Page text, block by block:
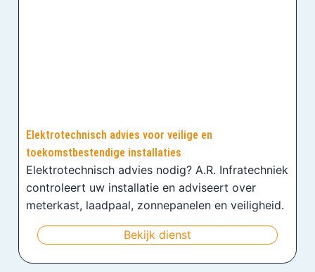
Elektrotechnisch advies voor veilige en
toekomstbestendige installaties
Elektrotechnisch advies nodig? A.R. Infratechniek
controleert uw installatie en adviseert over
meterkast, laadpaal, zonnepanelen en veiligheid.
Bekijk dienst